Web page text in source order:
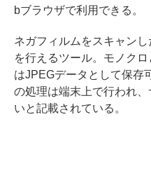
bブラウザで利用できる。
ネガフィルムをスキャン
を行えるツール。モノク
はJPEGデータとして保存
の処理は端末上で行われ
いと記載されている。